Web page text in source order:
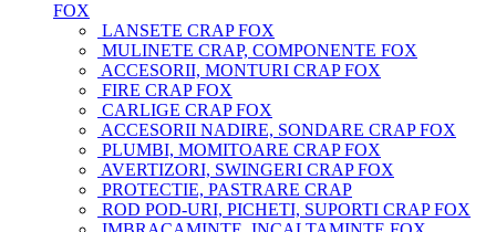
FOX
LANSETE CRAP FOX
MULINETE CRAP, COMPONENTE FOX
ACCESORII, MONTURI CRAP FOX
FIRE CRAP FOX
CARLIGE CRAP FOX
ACCESORII NADIRE, SONDARE CRAP FOX
PLUMBI, MOMITOARE CRAP FOX
AVERTIZORI, SWINGERI CRAP FOX
PROTECTIE, PASTRARE CRAP
ROD POD-URI, PICHETI, SUPORTI CRAP FOX